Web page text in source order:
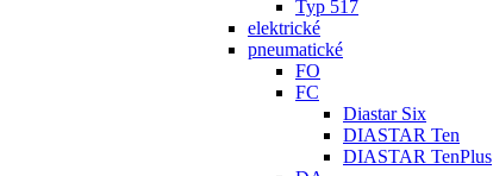
Typ 517
elektrické
pneumatické
FO
FC
Diastar Six
DIASTAR Ten
DIASTAR TenPlus